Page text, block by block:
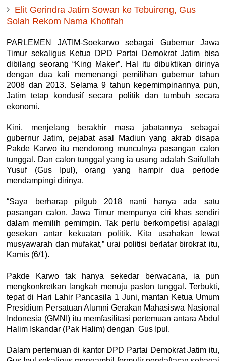
Elit Gerindra Jatim Sowan ke Tebuireng, Gus
Solah Rekom Nama Khofifah
PARLEMEN JATIM-Soekarwo sebagai Gubernur Jawa
Timur sekaligus Ketua DPD Partai Demokrat Jatim bisa
dibilang seorang “King Maker”. Hal itu dibuktikan dirinya
dengan dua kali memenangi pemilihan gubernur tahun
2008 dan 2013. Selama 9 tahun kepemimpinannya pun,
Jatim tetap kondusif secara politik dan tumbuh secara
ekonomi.
Kini, menjelang berakhir masa jabatannya sebagai
gubernur Jatim, pejabat asal Madiun yang akrab disapa
Pakde Karwo itu mendorong munculnya pasangan calon
tunggal. Dan calon tunggal yang ia usung adalah Saifullah
Yusuf (Gus Ipul), orang yang hampir dua periode
mendampingi dirinya.
“Saya berharap pilgub 2018 nanti hanya ada satu
pasangan calon. Jawa Timur mempunya ciri khas sendiri
dalam memilih pemimpin. Tak perlu berkompetisi apalagi
gesekan antar kekuatan politik. Kita usahakan lewat
musyawarah dan mufakat,” urai politisi berlatar birokrat itu,
Kamis (6/1).
Pakde Karwo tak hanya sekedar berwacana, ia pun
mengkonkretkan langkah menuju paslon tunggal. Terbukti,
tepat di Hari Lahir Pancasila 1 Juni, mantan Ketua Umum
Presidium Persatuan Alumni Gerakan Mahasiswa Nasional
Indonesia (GMNI) itu memfasilitasi pertemuan antara Abdul
Halim Iskandar (Pak Halim) dengan Gus Ipul.
Dalam pertemuan di kantor DPD Partai Demokrat Jatim itu,